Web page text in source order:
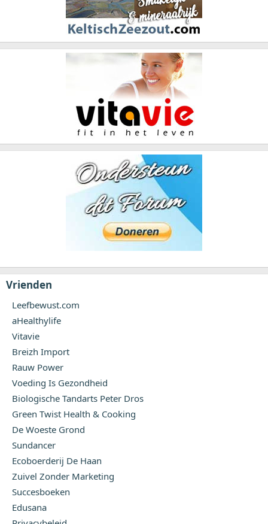
Vrienden
Leefbewust.com
aHealthylife
Vitavie
Breizh Import
Rauw Power
Voeding Is Gezondheid
Biologische Tandarts Peter Dros
Green Twist Health & Cooking
De Woeste Grond
Sundancer
Ecoboerderij De Haan
Zuivel Zonder Marketing
Succesboeken
Edusana